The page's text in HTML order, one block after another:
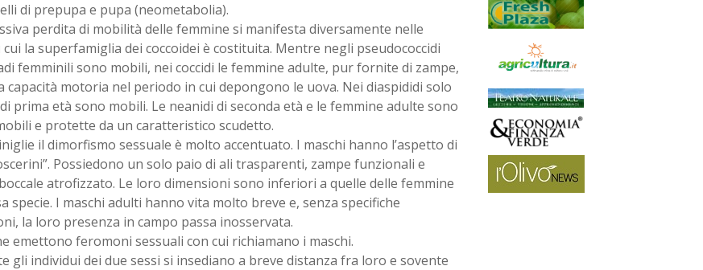
di prepupa e pupa (neometabolia).
perdita di mobilità delle femmine si manifesta diversamente nelle
la superfamiglia dei coccoidei è costituita. Mentre negli pseudococcidi
femminili sono mobili, nei coccidi le femmine adulte, pur fornite di zampe,
capacità motoria nel periodo in cui depongono le uova. Nei diaspididi solo
prima età sono mobili. Le neanidi di seconda età e le femmine adulte sono
e protette da un caratteristico scudetto.
il dimorfismo sessuale è molto accentuato. I maschi hanno l’aspetto di
Possiedono un solo paio di ali trasparenti, zampe funzionali e
atrofizzato. Le loro dimensioni sono inferiori a quelle delle femmine
specie. I maschi adulti hanno vita molto breve e, senza specifiche
la loro presenza in campo passa inosservata.
emettono feromoni sessuali con cui richiamano i maschi.
gli individui dei due sessi si insediano a breve distanza fra loro e sovente